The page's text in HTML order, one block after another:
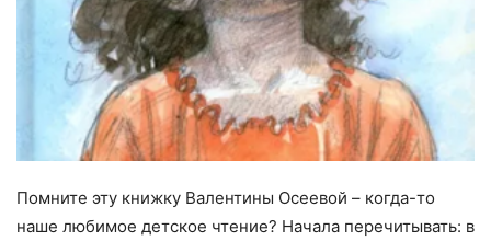
Помните эту книжку Валентины Осеевой – когда-то
наше любимое детское чтение? Начала перечитывать: в